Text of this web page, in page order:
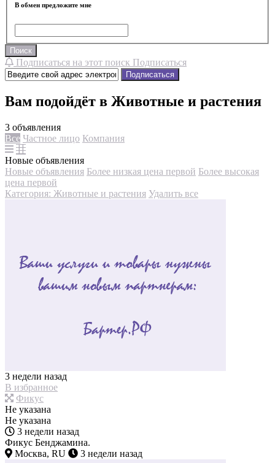
В обмен предложите мне
Поиск
Подписаться на этот поиск Подписаться
Подписаться
Вам подойдёт в Животные и растения
3 объявления
Все Частное лицо Компания
Новые объявления
Новые объявления Более низкая цена первой Более высокая
цена первой
Категория: Животные и растения Удалить все
3 недели назад
В избранное
Фикус
Не указана
Не указана
3 недели назад
Фикус Бенджамина.
Москва, RU
3 недели назад